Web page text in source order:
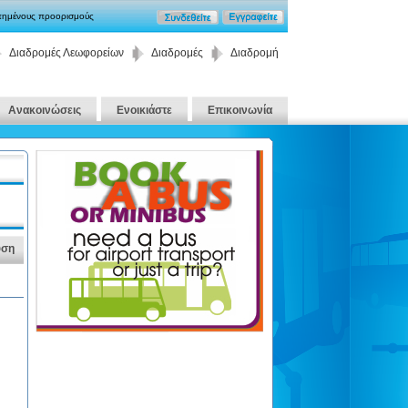
προορισμούς
Διαδρομές Λεωφορείων Διαδρομές Διαδρομή
Ανακοινώσεις Ενοικιάστε Επικοινωνία